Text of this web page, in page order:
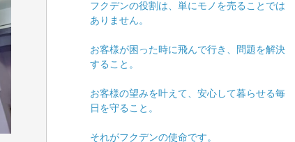
フクデンの役割は、単にモノを売ることでは
ありません。
お客様が困った時に飛んで行き、問題を解決
すること。
お客様の望みを叶えて、安心して暮らせる毎
日を守ること。
それがフクデンの使命です。